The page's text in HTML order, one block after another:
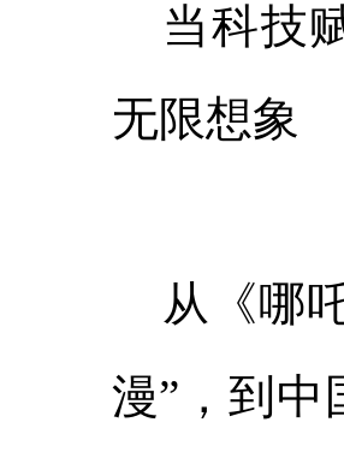
当科技
无限想象
从《哪
漫”，到中